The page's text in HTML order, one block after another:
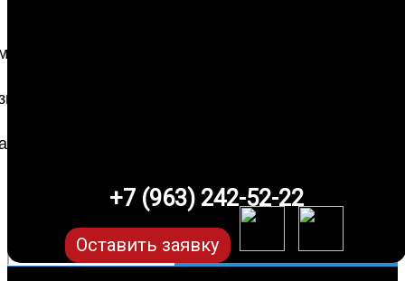
+7 (963) 242-52-22
Оставить заявку